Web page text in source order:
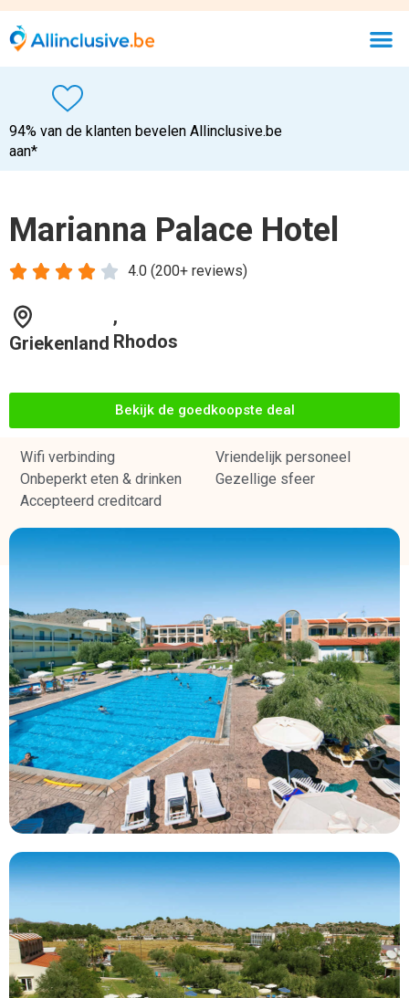
94% van de klanten bevelen Allinclusive.be
aan*
Marianna Palace Hotel
4.0 (200+ reviews)
    
Griekenland
,
Rhodos
Bekijk de goedkoopste deal
Wifi verbinding
Vriendelijk personeel
Onbeperkt eten & drinken
Gezellige sfeer
Accepteerd creditcard